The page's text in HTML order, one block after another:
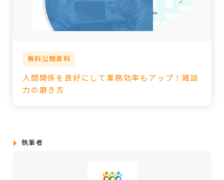
無料公開資料
人間関係を良好にして業務効率もアップ！雑談
力の磨き方
執筆者